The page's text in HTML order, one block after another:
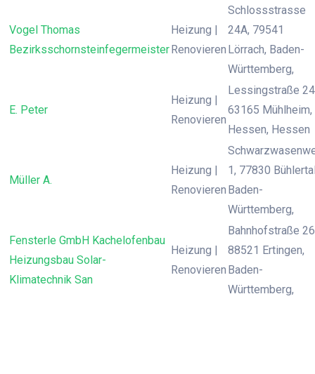
Vogel Thomas
Bezirksschornsteinfegermeister
Heizung |
Renovieren
Schlossstrasse
24A, 79541
Lörrach, Baden-
Württemberg,
E. Peter
Heizung |
Renovieren
Lessingstraße
63165 Mühlheim,
Hessen, Hessen
Müller A.
Heizung |
Renovieren
1, 77830
Baden-
Württemberg,
Fensterle GmbH Kachelofenbau
Heizungsbau Solar-
Klimatechnik San
Heizung |
Renovieren
Bahnhofstraße
88521 Ertingen,
Baden-
Württemberg,